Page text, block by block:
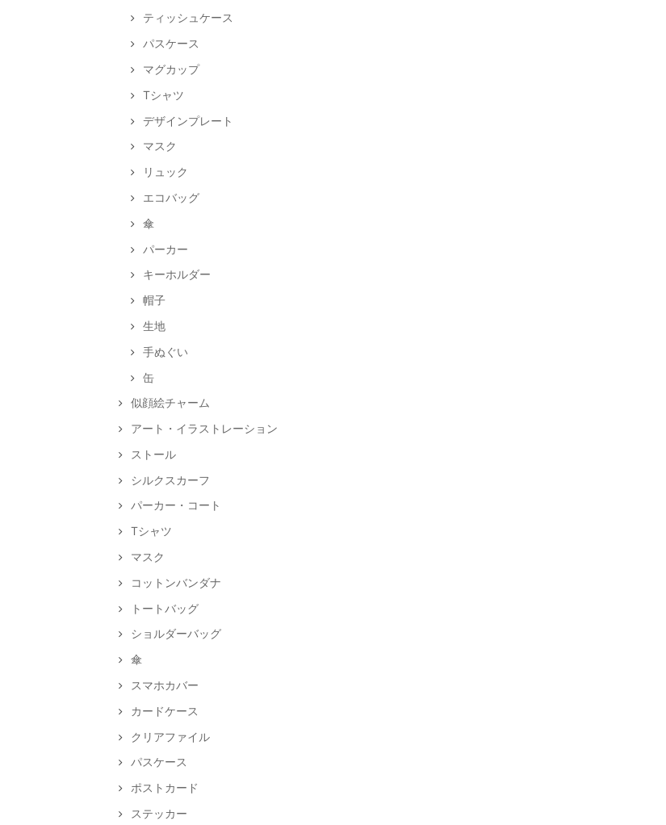
ティッシュケース
パスケース
マグカップ
Tシャツ
デザインプレート
マスク
リュック
エコバッグ
傘
パーカー
キーホルダー
帽子
生地
手ぬぐい
缶
似顔絵チャーム
アート・イラストレーション
ストール
シルクスカーフ
パーカー・コート
Tシャツ
マスク
コットンバンダナ
トートバッグ
ショルダーバッグ
傘
スマホカバー
カードケース
クリアファイル
パスケース
ポストカード
ステッカー